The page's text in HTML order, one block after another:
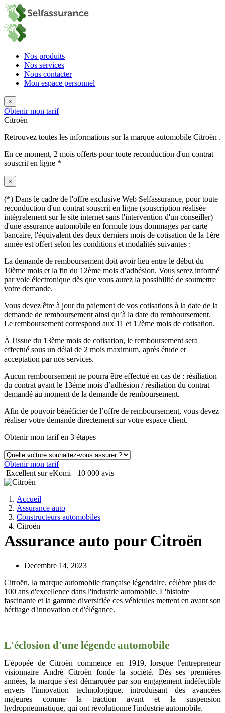
Nos produits
Nos services
Nous contacter
Mon espace personnel
×
Obtenir mon tarif
Citroën
Retrouvez toutes les informations sur la marque automobile Citroën .
En ce moment, 2 mois offerts pour toute reconduction d'un contrat
souscrit en ligne *
×
(*) Dans le cadre de l'offre exclusive Web Selfassurance, pour toute
reconduction d'un contrat souscrit en ligne (souscription réalisée
intégralement sur le site internet sans l'intervention d'un conseiller)
d'une assurance automobile en formule tous dommages par carte
bancaire, l'équivalent des deux derniers mois de cotisation de la 1ère
année est offert selon les conditions et modalités suivantes :
La demande de remboursement doit avoir lieu entre le début du
10ème mois et la fin du 12ème mois d’adhésion. Vous serez informé
par voie électronique dès que vous aurez la possibilité de soumettre
votre demande.
Vous devez être à jour du paiement de vos cotisations à la date de la
demande de remboursement ainsi qu’à la date du remboursement.
Le remboursement correspond aux 11 et 12ème mois de cotisation.
À l'issue du 13ème mois de cotisation, le remboursement sera
effectué sous un délai de 2 mois maximum, après étude et
acceptation par nos services.
Aucun remboursement ne pourra être effectué en cas de : résiliation
du contrat avant le 13ème mois d’adhésion / résiliation du contrat
demandé au moment de la demande de remboursement.
Afin de pouvoir bénéficier de l’offre de remboursement, vous devez
réaliser votre demande directement sur votre espace client.
Obtenir mon tarif en 3 étapes
Obtenir mon tarif
Excellent sur eKomi +10 000 avis
Accueil
Assurance auto
Constructeurs automobiles
Citroën
Assurance auto pour Citroën
Decembre 14, 2023
Citroën, la marque automobile française légendaire, célèbre plus de
100 ans d'excellence dans l'industrie automobile. L'histoire
fascinante et la gamme diversifiée ces véhicules mettent en avant son
héritage d'innovation et d'élégance.
L'éclosion d'une légende automobile
L'épopée de Citroën commence en 1919, lorsque l'entrepreneur
visionnaire André Citroën fonde la société. Dès ses premières
années, la marque s'est démarquée par son engagement indéfectible
envers l'innovation technologique, introduisant des avancées
majeures comme la traction avant et la suspension
hydropneumatique, qui ont révolutionné l'industrie automobile.